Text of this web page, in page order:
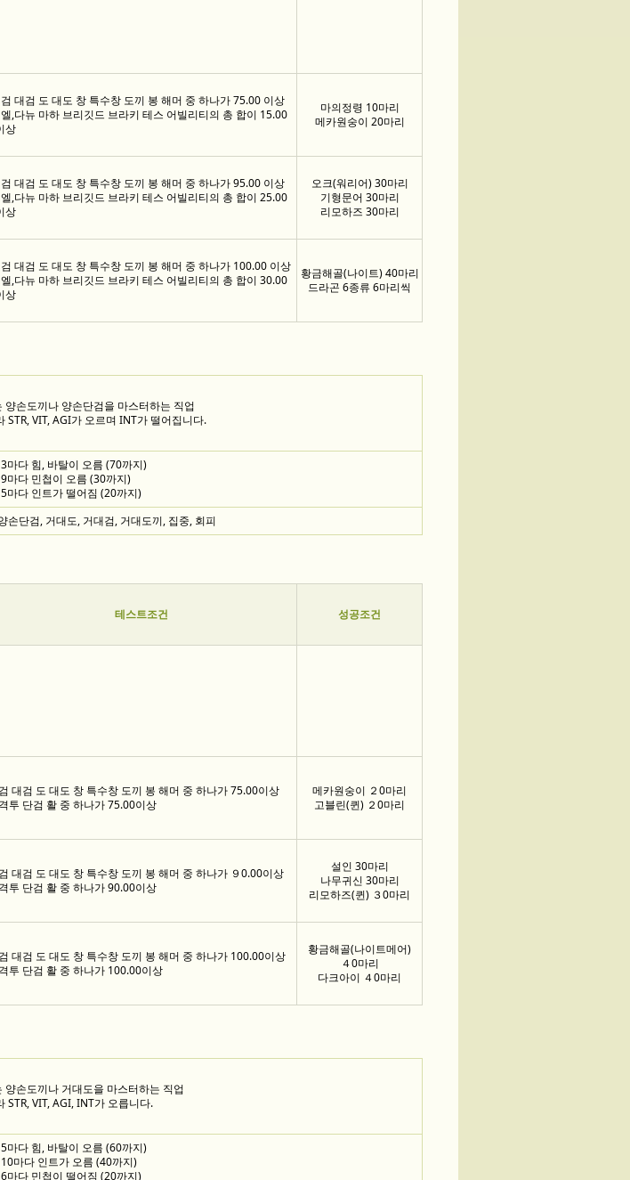
대검 도 대도 창 특수창 도끼 봉 해머 중 하나가 75.00 이상
,다뉴 마하 브리깃드 브라키 테스 어빌리티의 총 합이 15.00
상
마의정령 10마리
메카원숭이 20마리
대검 도 대도 창 특수창 도끼 봉 해머 중 하나가 95.00 이상
,다뉴 마하 브리깃드 브라키 테스 어빌리티의 총 합이 25.00
상
오크(워리어) 30마리
기형문어 30마리
리모하즈 30마리
대검 도 대도 창 특수창 도끼 봉 해머 중 하나가 100.00 이상
,다뉴 마하 브리깃드 브라키 테스 어빌리티의 총 합이 30.00
상
황금해골(나이트) 40마리
드라곤 6종류 6마리씩
양손도끼나 양손단검을 마스터하는 직업
STR, VIT, AGI가 오르며 INT가 떨어집니다.
마다 힘, 바탈이 오름 (70까지)
마다 민첩이 오름 (30까지)
마다 인트가 떨어짐 (20까지)
손단검, 거대도, 거대검, 거대도끼, 집중, 회피
테스트조건
성공조건
대검 도 대도 창 특수창 도끼 봉 해머 중 하나가 75.00이상
투 단검 활 중 하나가 75.00이상
메카원숭이 ２0마리
고블린(퀸) ２0마리
대검 도 대도 창 특수창 도끼 봉 해머 중 하나가 ９0.00이상
투 단검 활 중 하나가 90.00이상
설인 30마리
나무귀신 30마리
리모하즈(퀸) ３0마리
대검 도 대도 창 특수창 도끼 봉 해머 중 하나가 100.00이상
투 단검 활 중 하나가 100.00이상
황금해골(나이트메어)
４0마리
다크아이 ４0마리
양손도끼나 거대도을 마스터하는 직업
STR, VIT, AGI, INT가 오릅니다.
마다 힘, 바탈이 오름 (60까지)
마다 인트가 오름 (40까지)
마다 민첩이 떨어짐 (20까지)